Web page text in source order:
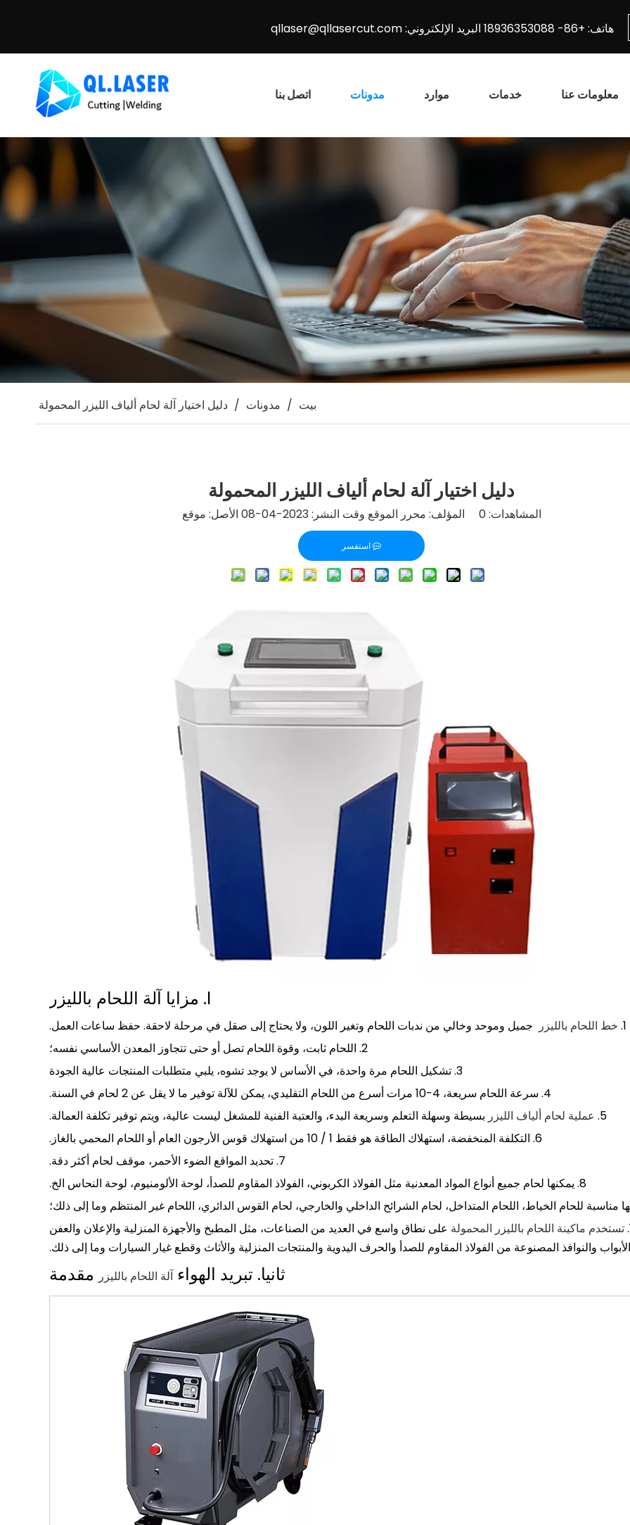
هاتف: +86- 18936353088 البريد الإلكتروني: qllaser@qllasercut.com
معلومات عنا خدمات موارد مدونات اتصل بنا
بيت / مدونات / دليل اختيار آلة لحام ألياف الليزر المحمولة
دليل اختيار آلة لحام ألياف الليزر المحمولة
المشاهدات:0 المؤلف: محرر الموقع وقت النشر: 2023-04-08 الأصل: موقع
استفسر
I. مزايا آلة اللحام بالليزر
1. خط اللحام بالليزر جميل وموحد وخالي من ندبات اللحام وتغير اللون، ولا يحتاج إلى صقل في مرحلة لاحقة. حفظ ساعات العمل.
2. اللحام ثابت، وقوة اللحام تصل أو حتى تتجاوز المعدن الأساسي نفسه؛
3. تشكيل اللحام مرة واحدة، في الأساس لا يوجد تشوه، يلبي متطلبات المنتجات عالية الجودة
4. سرعة اللحام سريعة، 4-10 مرات أسرع من اللحام التقليدي، يمكن للآلة توفير ما لا يقل عن 2 لحام في السنة.
5. عملية لحام ألياف الليزر بسيطة وسهلة التعلم وسريعة البدء، والعتبة الفنية للمشغل ليست عالية، ويتم توفير تكلفة العمالة.
6. التكلفة المنخفضة، استهلاك الطاقة هو فقط 1 / 10 من استهلاك قوس الأرجون العام أو اللحام المحمي بالغاز.
7. تحديد المواقع الضوء الأحمر، موقف لحام أكثر دقة.
8. يمكنها لحام جميع أنواع المواد المعدنية مثل الفولاذ الكربوني، الفولاذ المقاوم للصدأ، لوحة الألومنيوم، لوحة النحاس الخ.
تستخدم ماكينة اللحام بالليزر المحمولة على نطاق واسع في العديد من الصناعات، مثل المطبخ والأجهزة المنزلية والإعلان والعفن
والنوافذ المصنوعة من الفولاذ المقاوم للصدأ والحرف اليدوية والمنتجات المنزلية والأثاث وقطع غيار السيارات وما إلى ذلك.
ثانيا. تبريد الهواءآلة اللحام بالليزر مقدمة